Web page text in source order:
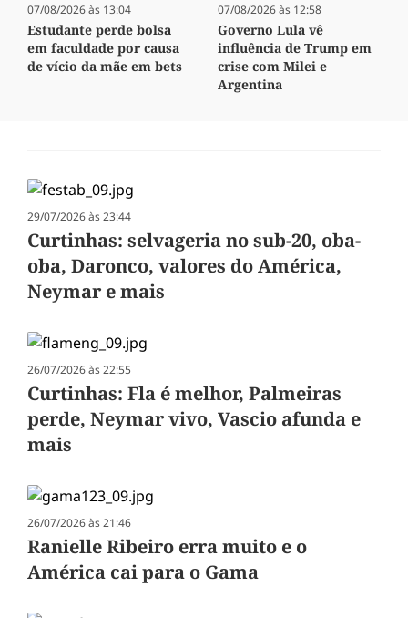
07/08/2026 às 13:04
Estudante perde bolsa
em faculdade por causa
de vício da mãe em bets
07/08/2026 às 12:58
Governo Lula vê
influência de Trump em
crise com Milei e
Argentina
29/07/2026 às 23:44
Curtinhas: selvageria no sub-20, oba-
oba, Daronco, valores do América,
Neymar e mais
26/07/2026 às 22:55
Curtinhas: Fla é melhor, Palmeiras
perde, Neymar vivo, Vascio afunda e
mais
26/07/2026 às 21:46
Ranielle Ribeiro erra muito e o
América cai para o Gama